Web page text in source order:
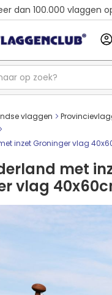
dan 100.000 vlaggen
besteld, dezelfde
vlaggen
inzet Groninger vlag
met
vlag